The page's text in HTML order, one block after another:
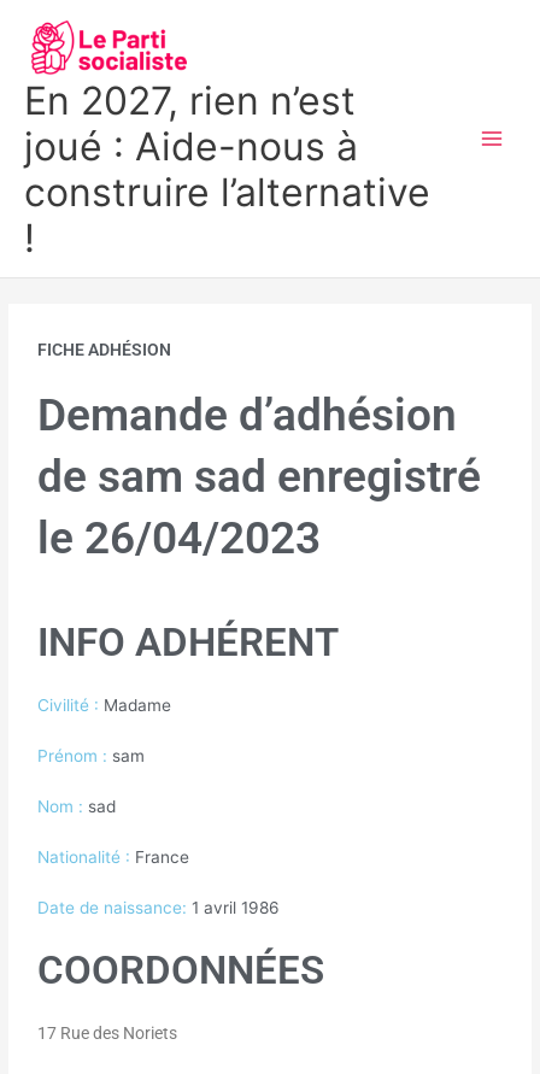
contenu
En 2027, rien n’est
joué : Aide-nous à
construire l’alternative
!
FICHE ADHÉSION
Demande d’adhésion
de sam sad enregistré
le 26/04/2023
INFO ADHÉRENT
Civilité : Madame
Prénom : sam
Nom : sad
Nationalité : France
Date de naissance:1 avril 1986
COORDONNÉES
17 Rue des Noriets